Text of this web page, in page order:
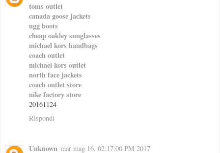
toms outlet
canada goose jackets
ugg boots
cheap oakley sunglasses
michael kors handbags
coach outlet
michael kors outlet
north face jackets
coach outlet store
nike factory store
20161124
Rispondi
Unknown mar mag 16, 02:17:00 PM 2017